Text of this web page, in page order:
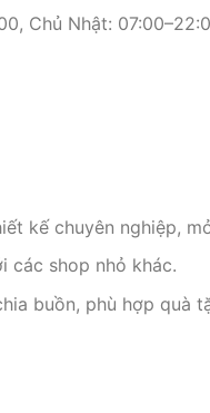
Chủ Nhật:
kế chuyên nghiệp,
các shop nhỏ khác.
buồn, phù hợp quà